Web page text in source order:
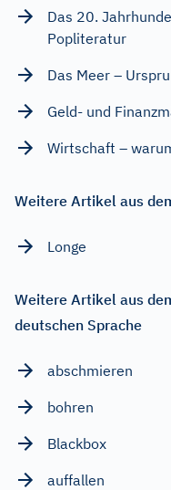
Das 20.
Popliteratur
Das Meer –
Geld- und
Wirtschaft –
Weitere Artikel aus
Longe
Weitere Artikel aus
deutschen Sprache
abschmieren
bohren
Blackbox
auffallen